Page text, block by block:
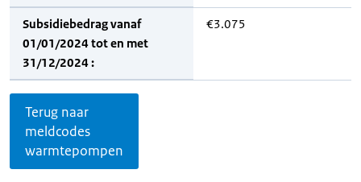
Subsidiebedrag vanaf
01/01/2024 tot en met
31/12/2024 :
€3.075
Terug naar
meldcodes
warmtepompen